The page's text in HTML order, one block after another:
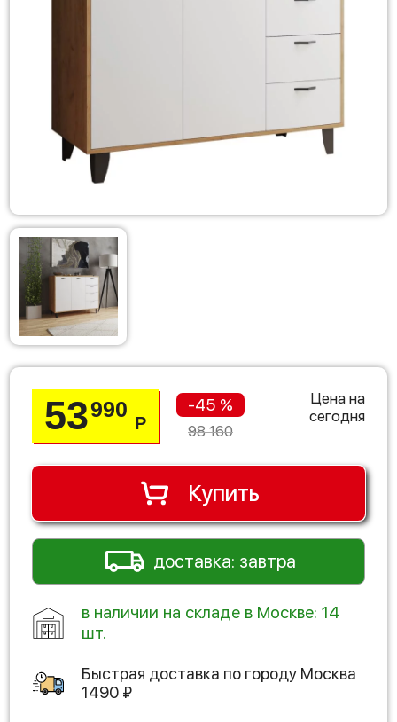
53990
Р
-45 %
98 160
Цена на
сегодня
Купить
доставка: завтра
в наличии на складе в Москве: 14
шт.
Быстрая доставка по городу Москва
1490 ₽